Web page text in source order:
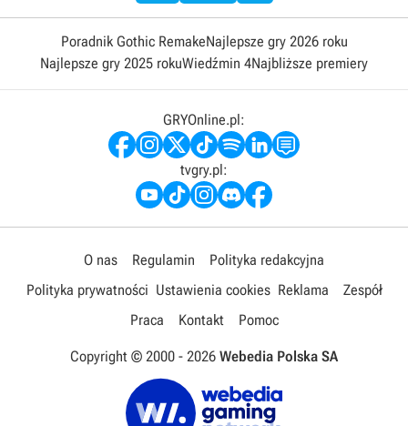
Poradnik Gothic RemakeNajlepsze gry 2026 roku
Najlepsze gry 2025 rokuWiedźmin 4Najbliższe premiery
GRYOnline.pl:
tvgry.pl:
O nas Regulamin
Polityka redakcyjna
Polityka prywatności Ustawienia cookies Reklama
Zespół
Praca
Kontakt Pomoc
Copyright © 2000 - 2026 Webedia Polska SA